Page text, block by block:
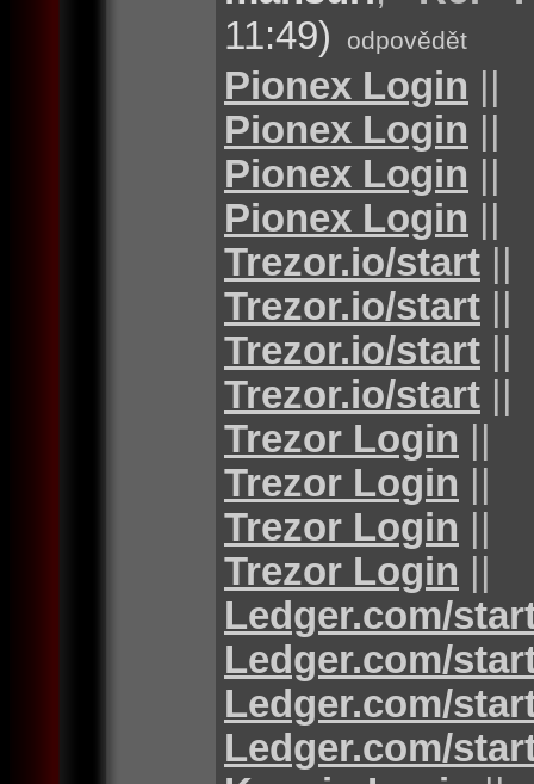
11:49)
odpovědět
Pionex Login ||
Pionex Login ||
Pionex Login ||
Pionex Login ||
Trezor.io/start ||
Trezor.io/start ||
Trezor.io/start ||
Trezor.io/start ||
Trezor Login ||
Trezor Login ||
Trezor Login ||
Trezor Login ||
Ledger.com/
Ledger.com/
Ledger.com/
Ledger.com/